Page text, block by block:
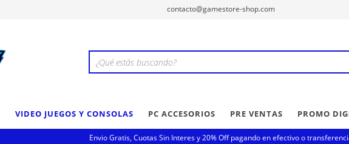
contacto@gamestore-shop.com
VIDEO JUEGOS Y CONSOLAS PC ACCESORIOS PRE VENTAS PROMO
Envio Gratis, Cuotas Sin Interes y 20% Off pagando en efectivo o